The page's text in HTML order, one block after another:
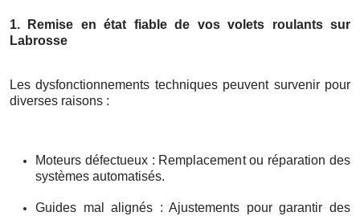
1. Remise en état fiable de vos volets roulants sur
Labrosse
Les dysfonctionnements techniques peuvent survenir pour
diverses raisons :
Moteurs défectueux : Remplacement ou réparation des
systèmes automatisés.
Guides mal alignés : Ajustements pour garantir des